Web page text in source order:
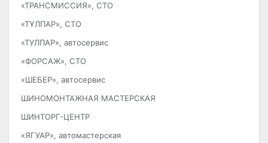
«ТРАНСМИССИЯ», СТО
«ТҰЛПАР», СТО
«ТУЛПАР», автосервис
«ФОРСАЖ», СТО
«ШЕБЕР», автосервис
ШИНОМОНТАЖНАЯ МАСТЕРСКАЯ
ШИНТОРГ-ЦЕНТР
«ЯГУАР», автомастерская